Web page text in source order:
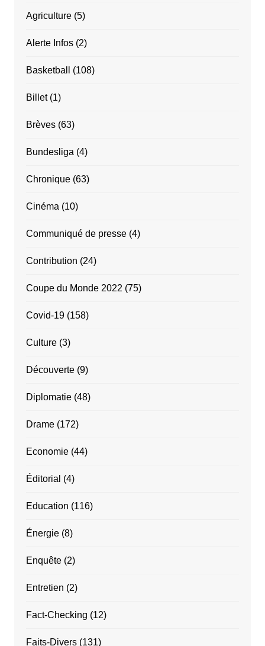
Agriculture(5)
Alerte Infos(2)
Basketball (108)
Billet(1)
Brèves(63)
Bundesliga (4)
Chronique(63)
Cinéma (10)
Communiqué de presse(4)
Contribution (24)
Coupe du Monde 2022 (75)
Covid-19(158)
Culture(3)
Découverte(9)
Diplomatie(48)
Drame(172)
Economie(44)
Éditorial (4)
Education (116)
Énergie(8)
Enquête(2)
Entretien (2)
Fact-Checking (12)
Faits-Divers(131)